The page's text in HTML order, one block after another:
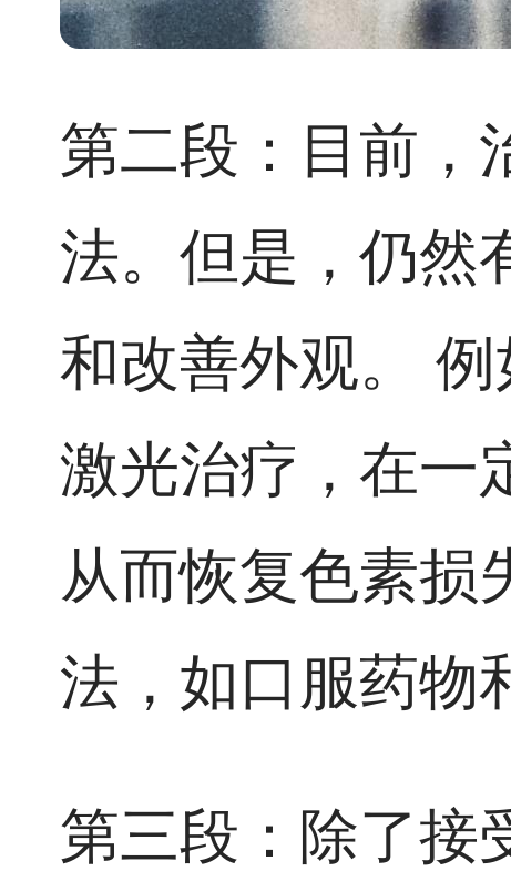
第二段：目前，
法。但是，仍然
和改善外观。
激光治疗，在一
从而恢复色素损
法，如口服药物
第三段：除了接